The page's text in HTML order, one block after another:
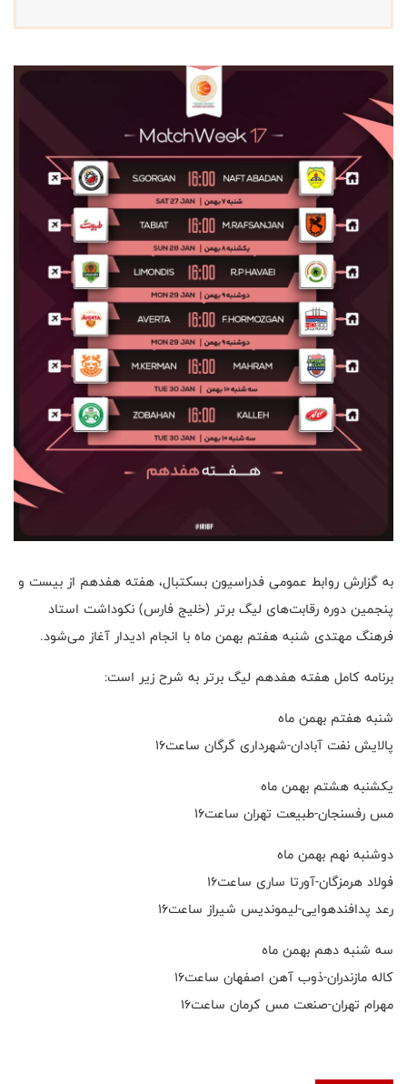
به گزارش روابط عمومی فدراسیون بسکتبال، هفته هفدهم از بیست و
پنجمین دوره رقابت‌های لیگ برتر (خلیج فارس) نکوداشت استاد
فرهنگ مهتدی شنبه هفتم بهمن ماه با انجام ۱دیدار آغاز می‌شود.
برنامه کامل هفته هفدهم لیگ برتر به شرح زیر است:
شنبه هفتم بهمن ماه
پالایش نفت آبادان-شهرداری گرگان ساعت۱۶
یکشنبه هشتم بهمن ماه
مس رفسنجان-طبیعت تهران ساعت۱۶
دوشنبه نهم بهمن ماه
فولاد هرمزگان-آورتا ساری ساعت۱۶
رعد پدافندهوایی-لیموندیس شیراز ساعت۱۶
سه شنبه دهم بهمن ماه
کاله مازندران-ذوب آهن اصفهان ساعت۱۶
مهرام تهران-صنعت مس کرمان ساعت۱۶